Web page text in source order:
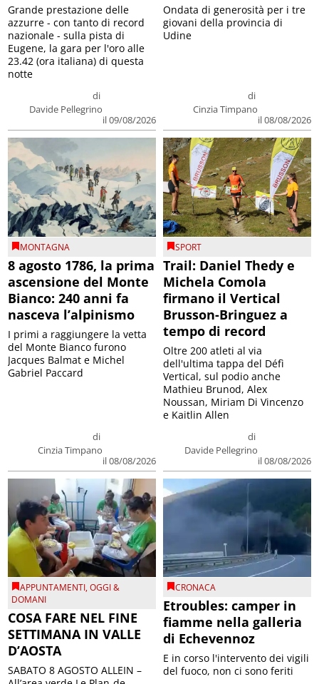
di
Davide Pellegrino
il 09/08/2026
Grande prestazione delle
azzurre - con tanto di record
nazionale - sulla pista di
Eugene, la gara per l'oro alle
23.42 (ora italiana) di questa
notte
di
Cinzia Timpano
il 08/08/2026
Ondata di generosità per i tre
giovani della provincia di
Udine
MONTAGNA
8 agosto 1786, la prima
ascensione del Monte
Bianco: 240 anni fa
nasceva l’alpinismo
di
Cinzia Timpano
il 08/08/2026
I primi a raggiungere la vetta
del Monte Bianco furono
Jacques Balmat e Michel
Gabriel Paccard
SPORT
Trail: Daniel Thedy e
Michela Comola
firmano il Vertical
Brusson-Bringuez a
tempo di record
di
Davide Pellegrino
il 08/08/2026
Oltre 200 atleti al via
dell'ultima tappa del Défì
Vertical, sul podio anche
Mathieu Brunod, Alex
Noussan, Miriam Di Vincenzo
e Kaitlin Allen
APPUNTAMENTI,OGGI &
DOMANI
COSA FARE NEL FINE
SETTIMANA IN VALLE
D’AOSTA
SABATO 8 AGOSTO ALLEIN –
CRONACA
Etroubles: camper in
fiamme nella galleria
di Echevennoz
E in corso l'intervento dei vigili
del fuoco, non ci sono feriti